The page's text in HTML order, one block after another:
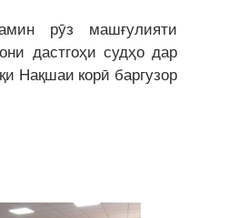
рӯз машғулияти
дастгоҳи судҳо дар
Нақшаи корӣ баргузор